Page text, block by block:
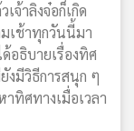
จ้าลิงจ๋อก็เกิด
เช้าทุกวันนี้มา
อธิบายเรื่องทิศ
มีวิธีการสนุก ๆ
าทิศทางเมื่อเวลา